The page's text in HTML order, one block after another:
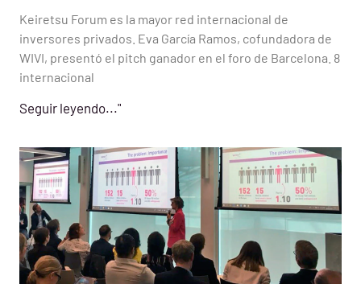
Keiretsu Forum es la mayor red internacional de
inversores privados. Eva García Ramos, cofundadora de
WIVI, presentó el pitch ganador en el foro de Barcelona. 8
internacional
Seguir leyendo..."